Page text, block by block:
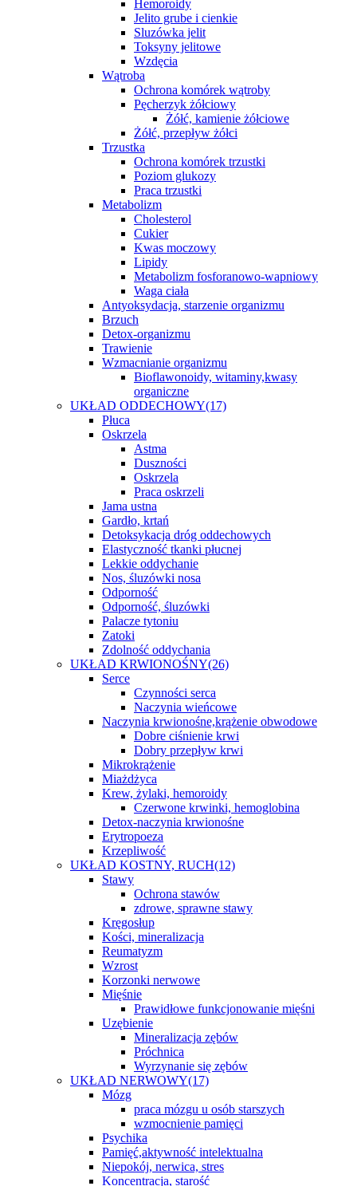
Hemoroidy
Jelito grube i cienkie
Sluzówka jelit
Toksyny jelitowe
Wzdęcia
Wątroba
Ochrona komórek wątroby
Pęcherzyk żółciowy
Żółć, kamienie żółciowe
Żółć, przepływ żółci
Trzustka
Ochrona komórek trzustki
Poziom glukozy
Praca trzustki
Metabolizm
Cholesterol
Cukier
Kwas moczowy
Lipidy
Metabolizm fosforanowo-wapniowy
Waga ciała
Antyoksydacja, starzenie organizmu
Brzuch
Detox-organizmu
Trawienie
Wzmacnianie organizmu
Bioflawonoidy, witaminy,kwasy
organiczne
UKŁAD ODDECHOWY(17)
Płuca
Oskrzela
Astma
Duszności
Oskrzela
Praca oskrzeli
Jama ustna
Gardło, krtań
Detoksykacja dróg oddechowych
Elastyczność tkanki płucnej
Lekkie oddychanie
Nos, śluzówki nosa
Odporność
Odporność, śluzówki
Palacze tytoniu
Zatoki
Zdolność oddychania
UKŁAD KRWIONOŚNY(26)
Serce
Czynności serca
Naczynia wieńcowe
Naczynia krwionośne,krążenie obwodowe
Dobre ciśnienie krwi
Dobry przepływ krwi
Mikrokrążenie
Miażdżyca
Krew, żylaki, hemoroidy
Czerwone krwinki, hemoglobina
Detox-naczynia krwionośne
Erytropoeza
Krzepliwość
UKŁAD KOSTNY, RUCH(12)
Stawy
Ochrona stawów
zdrowe, sprawne stawy
Kręgosłup
Kości, mineralizacja
Reumatyzm
Wzrost
Korzonki nerwowe
Mięśnie
Prawidłowe funkcjonowanie mięśni
Uzębienie
Mineralizacja zębów
Próchnica
Wyrzynanie się zębów
UKŁAD NERWOWY(17)
Mózg
praca mózgu u osób starszych
wzmocnienie pamięci
Psychika
Pamięć,aktywność intelektualna
Niepokój, nerwica, stres
Koncentracja, starość